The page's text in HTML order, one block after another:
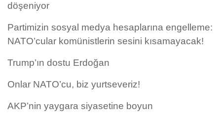
döşeniyor
Partimizin sosyal medya hesaplarına engelleme:
NATO’cular komünistlerin sesini kısamayacak!
Trump’ın dostu Erdoğan
Onlar NATO’cu, biz yurtseveriz!
AKP’nin yaygara siyasetine boyun